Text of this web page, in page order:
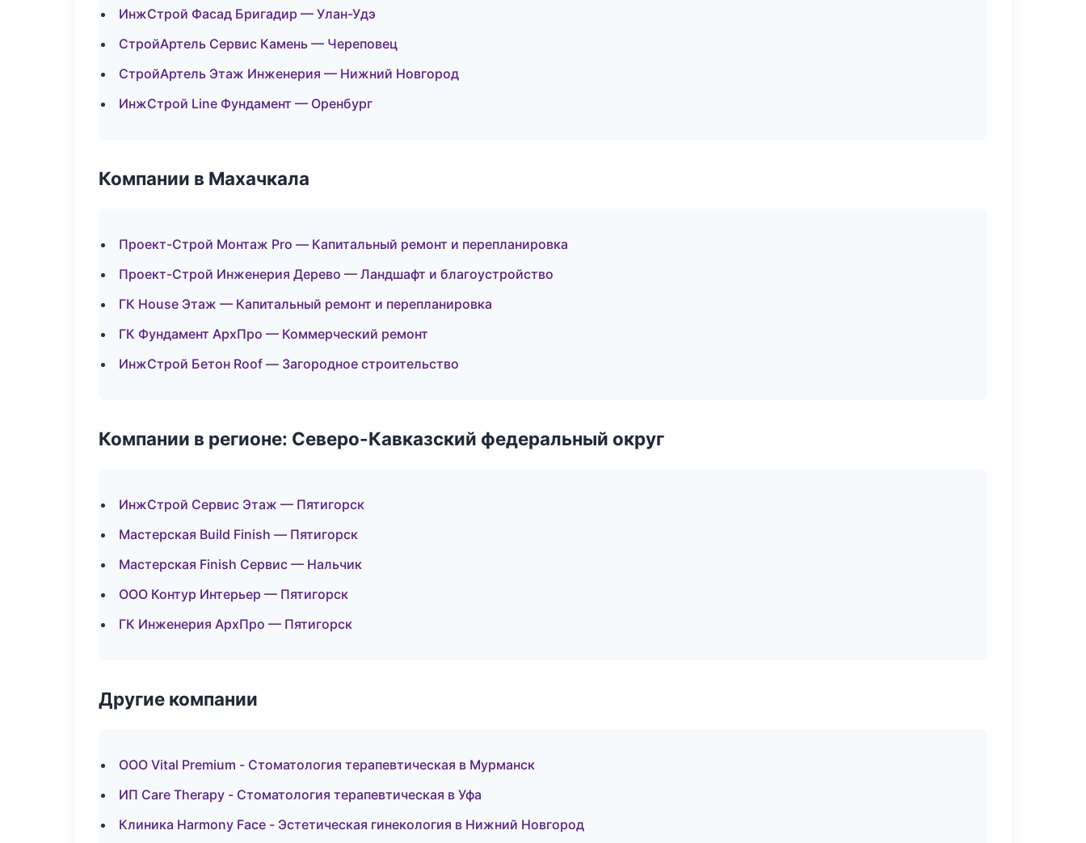
ИнжСтрой Фасад Бригадир — Улан-Удэ
СтройАртель Сервис Камень — Череповец
СтройАртель Этаж Инженерия — Нижний Новгород
ИнжСтрой Line Фундамент — Оренбург
Компании в Махачкала
Проект-Строй Монтаж Pro — Капитальный ремонт и перепланировка
Проект-Строй Инженерия Дерево — Ландшафт и благоустройство
ГК House Этаж — Капитальный ремонт и перепланировка
ГК Фундамент АрхПро — Коммерческий ремонт
ИнжСтрой Бетон Roof — Загородное строительство
Компании в регионе: Северо-Кавказский федеральный округ
ИнжСтрой Сервис Этаж — Пятигорск
Мастерская Build Finish — Пятигорск
Мастерская Finish Сервис — Нальчик
ООО Контур Интерьер — Пятигорск
ГК Инженерия АрхПро — Пятигорск
Другие компании
ООО Vital Premium - Стоматология терапевтическая в Мурманск
ИП Care Therapy - Стоматология терапевтическая в Уфа
Клиника Harmony Face - Эстетическая гинекология в Нижний Новгород